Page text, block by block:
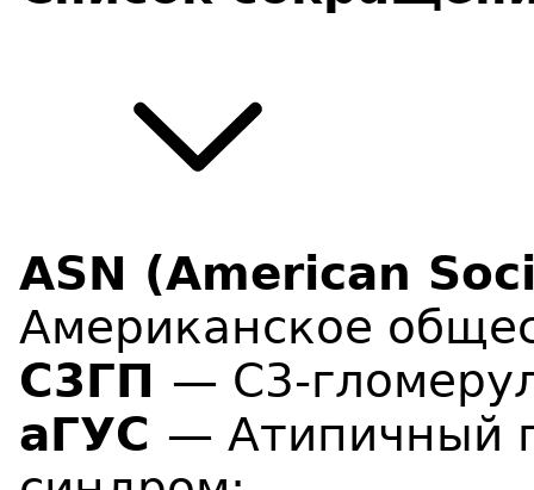
ASN (American
Американское
С3ГП — C3-
aГУС — Атипичный